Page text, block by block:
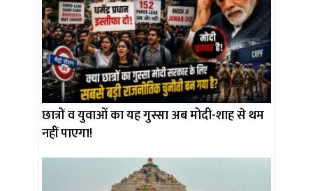
छात्रों व युवाओं का यह गुस्सा अब मोदी-शाह से थम
नहीं पाएगा!